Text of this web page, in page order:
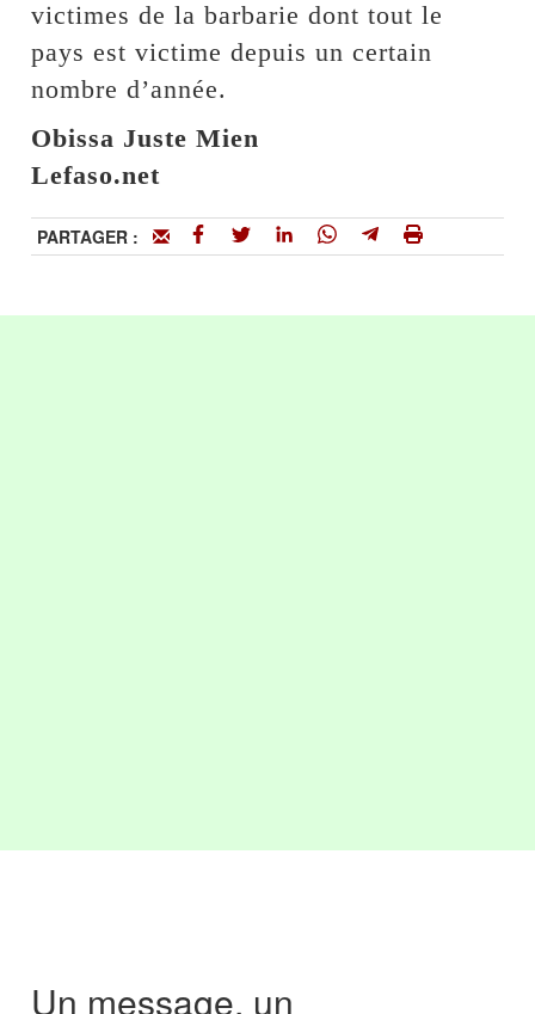
victimes de la barbarie dont tout le
pays est victime depuis un certain
nombre d’année.
Obissa Juste Mien
Lefaso.net
PARTAGER :
Un message, un